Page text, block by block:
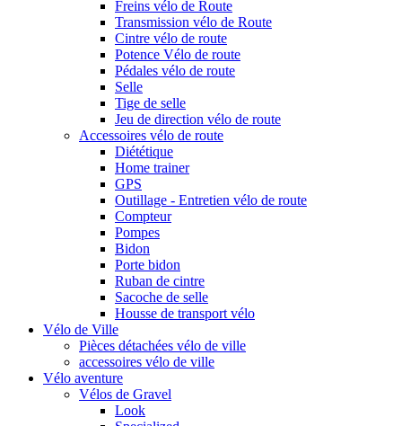
Freins vélo de Route
Transmission vélo de Route
Cintre vélo de route
Potence Vélo de route
Pédales vélo de route
Selle
Tige de selle
Jeu de direction vélo de route
Accessoires vélo de route
Diététique
Home trainer
GPS
Outillage - Entretien vélo de route
Compteur
Pompes
Bidon
Porte bidon
Ruban de cintre
Sacoche de selle
Housse de transport vélo
Vélo de Ville
Pièces détachées vélo de ville
accessoires vélo de ville
Vélo aventure
Vélos de Gravel
Look